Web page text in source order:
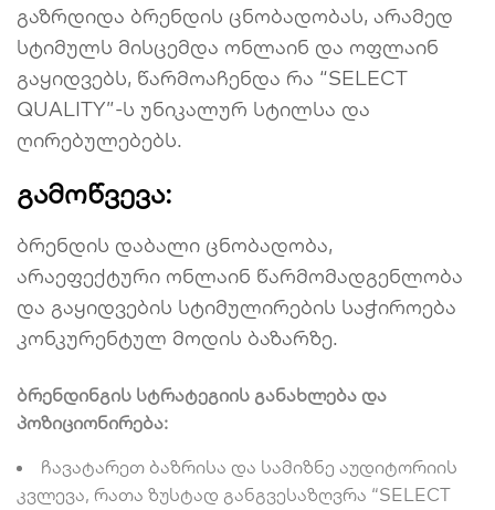
გაზრდიდა ბრენდის ცნობადობას, არამედ
სტიმულს მისცემდა ონლაინ და ოფლაინ
გაყიდვებს, წარმოაჩენდა რა “SELECT
QUALITY”-ს უნიკალურ სტილსა და
ღირებულებებს.
გამოწვევა:
ბრენდის დაბალი ცნობადობა,
არაეფექტური ონლაინ წარმომადგენლობა
და გაყიდვების სტიმულირების საჭიროება
კონკურენტულ მოდის ბაზარზე.
ბრენდინგის სტრატეგიის განახლება და
პოზიციონირება:
ჩავატარეთ ბაზრისა და სამიზნე აუდიტორიის
კვლევა, რათა ზუსტად განგვესაზღვრა “SELECT